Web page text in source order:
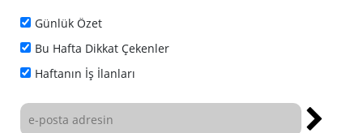
Günlük Özet
Bu Hafta Dikkat Çekenler
Haftanın İş İlanları